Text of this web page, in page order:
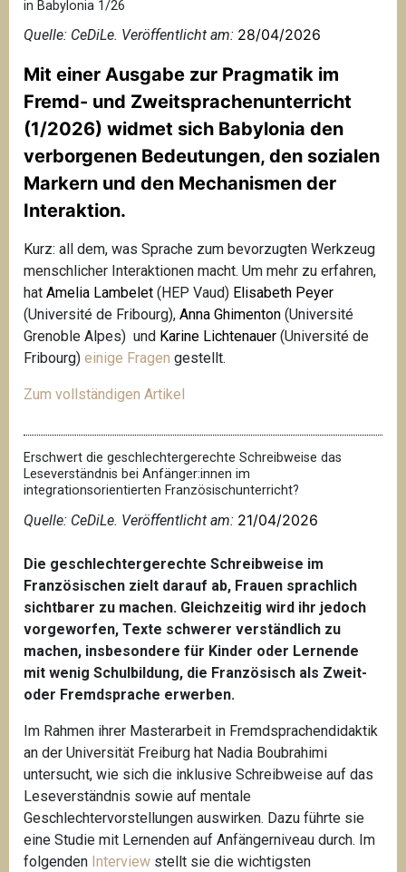
in Babylonia 1/26
Quelle: CeDiLe. Veröffentlicht am: 28/04/2026
Mit einer Ausgabe zur Pragmatik im
Fremd- und Zweitsprachenunterricht
(1/2026) widmet sich Babylonia den
verborgenen Bedeutungen, den sozialen
Markern und den Mechanismen der
Interaktion.
Kurz: all dem, was Sprache zum bevorzugten Werkzeug
menschlicher Interaktionen macht. Um mehr zu erfahren,
hat Amelia Lambelet (HEP Vaud) Elisabeth Peyer
(Université de Fribourg), Anna Ghimenton (Université
Grenoble Alpes) und Karine Lichtenauer (Université de
Fribourg) einige Fragen gestellt.
Zum vollständigen Artikel
Erschwert die geschlechtergerechte Schreibweise das
Leseverständnis bei Anfänger:innen im
integrationsorientierten Französischunterricht?
Quelle: CeDiLe. Veröffentlicht am: 21/04/2026
Die geschlechtergerechte Schreibweise im
Französischen zielt darauf ab, Frauen sprachlich
sichtbarer zu machen. Gleichzeitig wird ihr jedoch
vorgeworfen, Texte schwerer verständlich zu
machen, insbesondere für Kinder oder Lernende
mit wenig Schulbildung, die Französisch als Zweit-
oder Fremdsprache erwerben.
Im Rahmen ihrer Masterarbeit in Fremdsprachendidaktik
an der Universität Freiburg hat Nadia Boubrahimi
untersucht, wie sich die inklusive Schreibweise auf das
Leseverständnis sowie auf mentale
Geschlechtervorstellungen auswirken. Dazu führte sie
eine Studie mit Lernenden auf Anfängerniveau durch. Im
folgenden Interview stellt sie die wichtigsten